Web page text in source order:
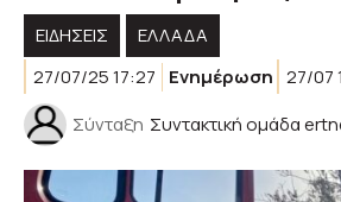
ΕΙΔΗΣΕΙΣ
ΕΛΛΑΔΑ
27/07/25 17:27
Ενημέρωση 27/07
Σύνταξη Συντακτική ομάδα